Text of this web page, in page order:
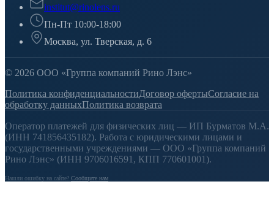
institut@rinolens.ru
Пн-Пт 10:00-18:00
Москва, ул. Тверская, д. 6
© 2026 ООО «Группа компаний Рино Лэнс»
Политика конфиденциальностиДоговор офертыСогласие на
обработку данныхПолитика возврата
Оператор платежей для физических лиц — ИП Бурматов М.А.
(ИНН 741856435182). Работа с юридическими лицами и
государственными учреждениями — ООО «Группа компаний
Рино Лэнс» (ИНН 9706016591, КПП 770601001).
Нашли ошибку на сайте? Сообщите нам